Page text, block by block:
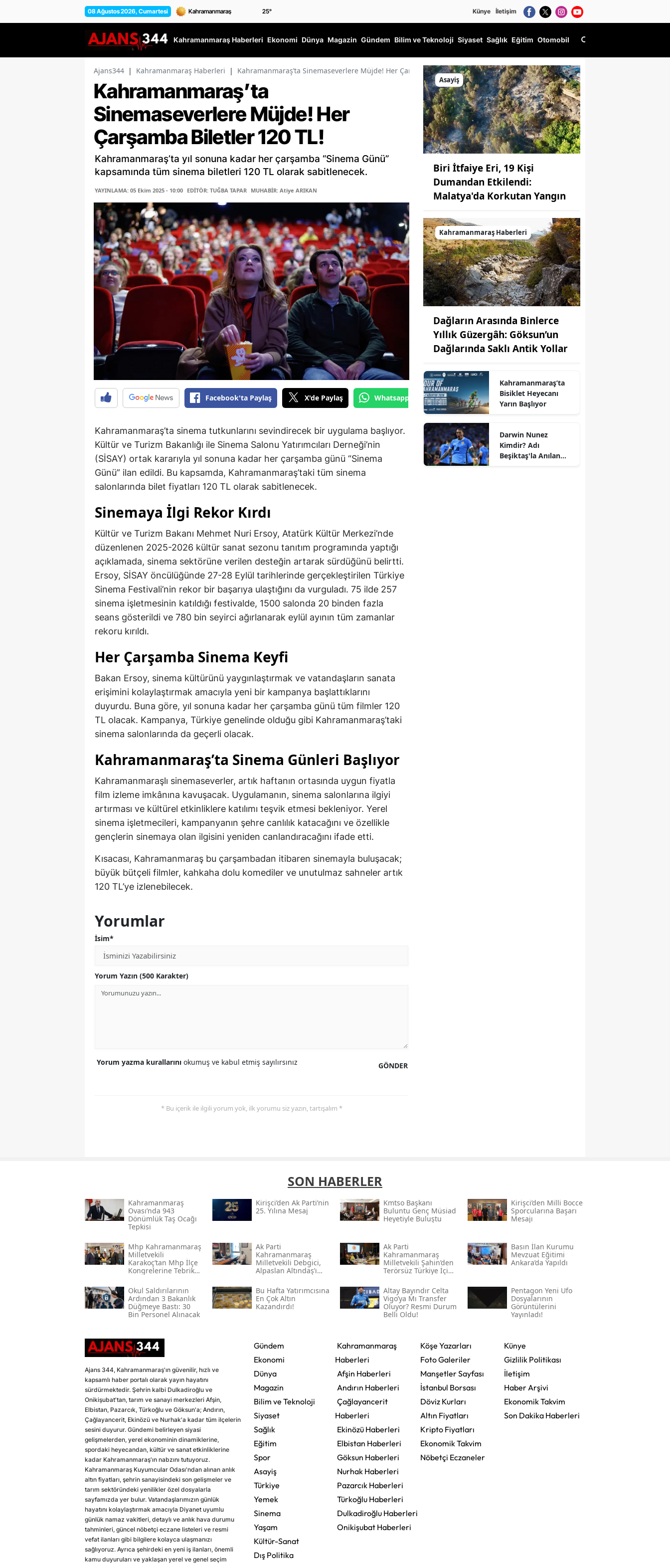
08 Ağustos 2026, Cumartesi 25° Künye İletişim
Kahramanmaraş Haberleri Ekonomi Dünya Magazin Gündem Bilim ve Teknoloji Siyaset Sağlık Eğitim Otomobil
Ajans344 | Kahramanmaraş Haberleri | Kahramanmaraş’ta Sinemaseverlere Müjde! Her Çarşamba Biletler 120 TL!
Kahramanmaraş’ta
Sinemaseverlere Müjde! Her
Çarşamba Biletler 120 TL!
Kahramanmaraş’ta yıl sonuna kadar her çarşamba “Sinema Günü”
kapsamında tüm sinema biletleri 120 TL olarak sabitlenecek.
YAYINLAMA: 05 Ekim 2025 - 10:00 EDİTÖR: TUĞBA TAPAR MUHABİR: Atiye ARIKAN
Facebook'ta Paylaş X'de Paylaş Whatsapp'tan Gönder
Kahramanmaraş’ta sinema tutkunlarını sevindirecek bir uygulama başlıyor.
Kültür ve Turizm Bakanlığı ile Sinema Salonu Yatırımcıları Derneği’nin
(SİSAY) ortak kararıyla yıl sonuna kadar her çarşamba günü “Sinema
Günü” ilan edildi. Bu kapsamda, Kahramanmaraş’taki tüm sinema
salonlarında bilet fiyatları 120 TL olarak sabitlenecek.
Sinemaya İlgi Rekor Kırdı
Kültür ve Turizm Bakanı Mehmet Nuri Ersoy, Atatürk Kültür Merkezi’nde
düzenlenen 2025-2026 kültür sanat sezonu tanıtım programında yaptığı
açıklamada, sinema sektörüne verilen desteğin artarak sürdüğünü belirtti.
Ersoy, SİSAY öncülüğünde 27-28 Eylül tarihlerinde gerçekleştirilen Türkiye
Sinema Festivali’nin rekor bir başarıya ulaştığını da vurguladı. 75 ilde 257
sinema işletmesinin katıldığı festivalde, 1500 salonda 20 binden fazla
seans gösterildi ve 780 bin seyirci ağırlanarak eylül ayının tüm zamanlar
rekoru kırıldı.
Her Çarşamba Sinema Keyfi
Bakan Ersoy, sinema kültürünü yaygınlaştırmak ve vatandaşların sanata
erişimini kolaylaştırmak amacıyla yeni bir kampanya başlattıklarını
duyurdu. Buna göre, yıl sonuna kadar her çarşamba günü tüm filmler 120
TL olacak. Kampanya, Türkiye genelinde olduğu gibi Kahramanmaraş’taki
sinema salonlarında da geçerli olacak.
Kahramanmaraş’ta Sinema Günleri Başlıyor
Kahramanmaraşlı sinemaseverler, artık haftanın ortasında uygun fiyatla
film izleme imkânına kavuşacak. Uygulamanın, sinema salonlarına ilgiyi
artırması ve kültürel etkinliklere katılımı teşvik etmesi bekleniyor. Yerel
sinema işletmecileri, kampanyanın şehre canlılık katacağını ve özellikle
gençlerin sinemaya olan ilgisini yeniden canlandıracağını ifade etti.
Kısacası, Kahramanmaraş bu çarşambadan itibaren sinemayla buluşacak;
büyük bütçeli filmler, kahkaha dolu komediler ve unutulmaz sahneler artık
120 TL’ye izlenebilecek.
Yorumlar
İsim*
Yorum Yazın (500 Karakter)
GÖNDER
Yorum yazma kurallarını okumuş ve kabul etmiş sayılırsınız
* Bu içerik ile ilgili yorum yok, ilk yorumu siz yazın, tartışalım *
Asayiş
Biri İtfaiye Eri, 19 Kişi
Dumandan Etkilendi:
Malatya'da Korkutan Yangın
Kahramanmaraş Haberleri
Dağların Arasında Binlerce
Yıllık Güzergâh: Göksun’un
Dağlarında Saklı Antik Yollar
Kahramanmaraş’ta
Bisiklet Heyecanı
Yarın Başlıyor
Darwin Nunez
Kimdir? Adı
Beşiktaş'la Anılan
SON HABERLER
Kahramanmaraş
Ovası’nda 943
Dönümlük Taş Ocağı
Tepkisi
Kirişci’den Ak Parti’nin
25. Yılına Mesaj
Kmtso Başkanı
Buluntu Genç Müsi̇ad
Heyetiyle Buluştu
Kirişci’den Milli Bocce
Sporcularına Başarı
Mesajı
Mhp Kahramanmaraş
Milletvekili
Karakoç’tan Mhp İlçe
Kongrelerine Tebrik
Ak Parti
Kahramanmaraş
Milletvekili Debgici,
Alpaslan Altındaş’ı
Ak Parti
Kahramanmaraş
Milletvekili Şahin’den
Terörsüz Türkiye İçin
Basın İlan Kurumu
Mevzuat Eğitimi
Ankara’da Yapıldı
Okul Saldırılarının
Ardından 3 Bakanlık
Düğmeye Bastı: 30
Bin Personel Alınacak
Bu Hafta Yatırımcısına
En Çok Altın
Kazandırdı!
Altay Bayındır Celta
Vigo’ya Mı Transfer
Oluyor? Resmi Durum
Belli Oldu!
Pentagon Yeni Ufo
Dosyalarının
Görüntülerini
Yayınladı!
Ajans 344, Kahramanmaraş'ın güvenilir, hızlı ve
kapsamlı haber portalı olarak yayın hayatını
sürdürmektedir. Şehrin kalbi Dulkadiroğlu ve
Onikişubat'tan, tarım ve sanayi merkezleri Afşin,
Elbistan, Pazarcık, Türkoğlu ve Göksun'a; Andırın,
Çağlayancerit, Ekinözü ve Nurhak'a kadar tüm ilçelerin
sesini duyurur. Gündemi belirleyen siyasi
gelişmelerden, yerel ekonominin dinamiklerine,
spordaki heyecandan, kültür ve sanat etkinliklerine
kadar Kahramanmaraş'ın nabzını tutuyoruz.
Kahramanmaraş Kuyumcular Odası'ndan alınan anlık
altın fiyatları, şehrin sanayisindeki son gelişmeler ve
tarım sektöründeki yenilikler özel dosyalarla
sayfamızda yer bulur. Vatandaşlarımızın günlük
hayatını kolaylaştırmak amacıyla Diyanet uyumlu
günlük namaz vakitleri, detaylı ve anlık hava durumu
tahminleri, güncel nöbetçi eczane listeleri ve resmi
vefat ilanları gibi bilgilere kolayca ulaşmanızı
sağlıyoruz. Ayrıca şehirdeki en yeni iş ilanları, önemli
kamu duyuruları ve yaklaşan yerel ve genel seçim
Gündem
Ekonomi
Dünya
Magazin
Bilim ve Teknoloji
Siyaset
Sağlık
Eğitim
Spor
Asayiş
Türkiye
Yemek
Sinema
Yaşam
Kültür-Sanat
Dış Politika
Kahramanmaraş
Haberleri
Afşin Haberleri
Andırın Haberleri
Çağlayancerit
Haberleri
Ekinözü Haberleri
Elbistan Haberleri
Göksun Haberleri
Nurhak Haberleri
Pazarcık Haberleri
Türkoğlu Haberleri
Dulkadiroğlu Haberleri
Onikişubat Haberleri
Köşe Yazarları
Foto Galeriler
Manşetler Sayfası
İstanbul Borsası
Döviz Kurları
Altın Fiyatları
Kripto Fiyatları
Ekonomik Takvim
Nöbetçi Eczaneler
Künye
Gizlilik Politikası
İletişim
Haber Arşivi
Ekonomik Takvim
Son Dakika Haberleri